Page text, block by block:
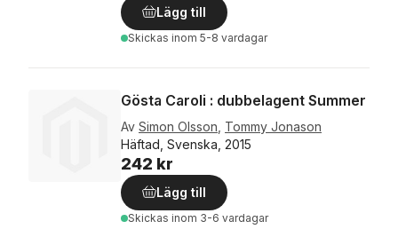
Lägg till
Skickas inom 5-8 vardagar
Gösta Caroli : dubbelagent Summer
Av Simon Olsson Tommy Jonason
Häftad, Svenska, 2015
242 kr
Lägg till
Skickas inom 3-6 vardagar